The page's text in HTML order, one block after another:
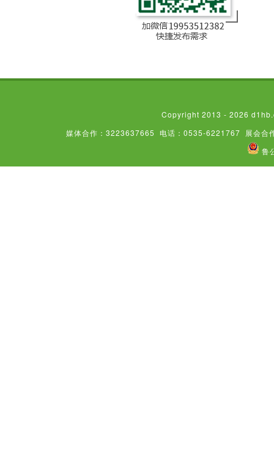
Copyright 2013 - 2026
媒体合作：3223637665
电话：0535-6221767 展会合
鲁